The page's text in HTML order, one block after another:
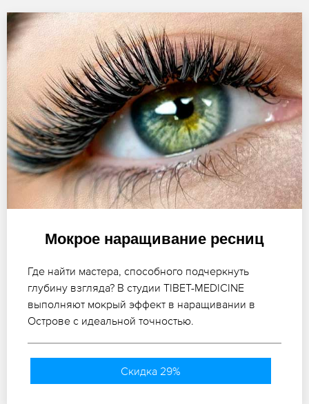
Мокрое наращивание ресниц
Где найти мастера, способного подчеркнуть
глубину взгляда? В студии TIBET-MEDICINE
выполняют мокрый эффект в наращивании в
Острове с идеальной точностью.
Скидка 29%